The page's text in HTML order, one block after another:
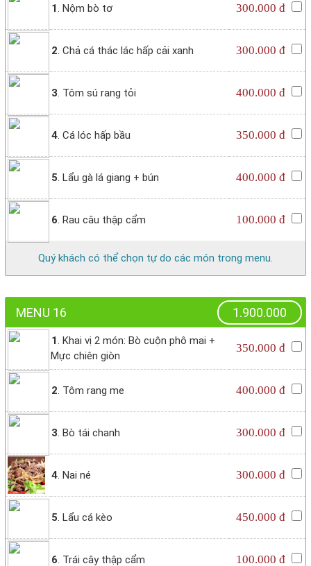
1. Nộm bò tơ 300.000 đ
2. Chả cá thác lác hấp cải xanh 300.000 đ
3. Tôm sú rang tỏi 400.000 đ
4. Cá lóc hấp bầu 350.000 đ
5. Lẩu gà lá giang + bún 400.000 đ
6. Rau câu thập cẩm 100.000 đ
Quý khách có thể chọn tự do các món trong menu.
MENU 16 1.900.000
1. Khai vị 2 món: Bò cuộn phô mai +
Mực chiên giòn
350.000 đ
2. Tôm rang me 400.000 đ
3. Bò tái chanh 300.000 đ
4. Nai né 300.000 đ
5. Lẩu cá kèo 450.000 đ
6. Trái cây thập cẩm 100.000 đ